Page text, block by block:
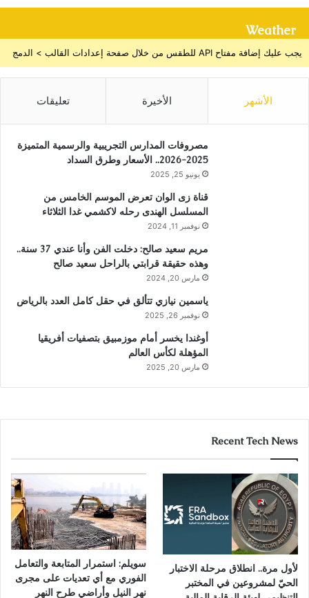
Weather
يجب عليك إضافة مفتاح API للطقس من خلال صفحة إعدادات القالب > الدمج
الأشهر الأخيرة تعليقات
مصروفات المدارس التجريبية والرسمية المتميزة
2025-2026.. الأسعار وطرق السداد
يونيو 25, 2025
قناة زى الوان تعرض الموسم الخامس من
المسلسل الهندى رحله لاكشمي غدا الثلاثاء
نوفمبر 11, 2024
مريم سعيد صالح: دخلت الفن وأنا عندي 37 سنة..
وهذه حقيقة قرابتي بالراحل سعيد صالح
مارس 20, 2024
ياسمين نيازي تتألق في حقل كامل العدد بالرياض
نوفمبر 26, 2025
أوغندا يخسر أمام موزمبيق بتصفيات أفريقيا
المؤهلة لكأس العالم
مارس 20, 2025
Recent Tech News
لأول مرة.. انطلاق مرحلة الاختبار
الحيّ لمشروعين في المختبر
سويلم: استمرار المتابعة والتعامل
الفوري مع أي تعديات على مجرى
نهر النيل وأراضي طرح النهر